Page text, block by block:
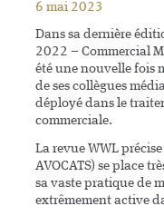
6 mai 2023
Dans sa dernière
2022 – Commercial
été une nouvelle fois
de ses collègues
déployé dans le
commerciale.
La revue WWL
AVOCATS) se place
sa vaste pratique de
extrêmement active